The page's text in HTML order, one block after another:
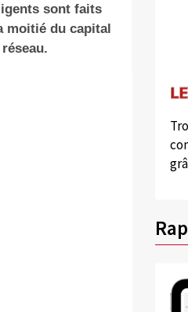
sont faits
moitié du capital